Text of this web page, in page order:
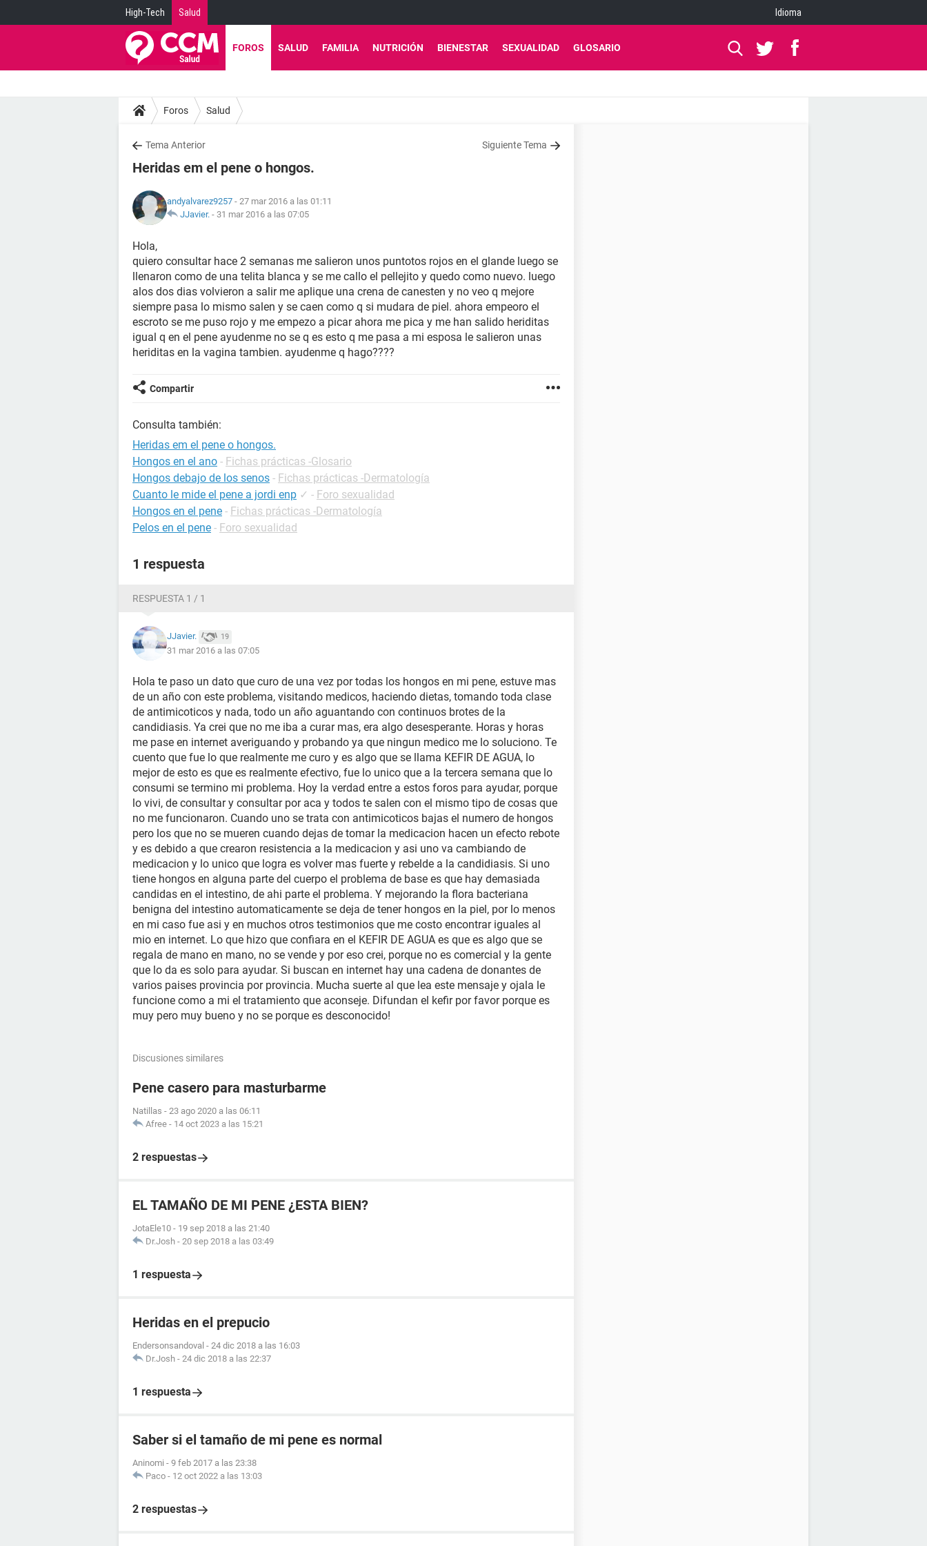
High-Tech Salud Idioma
FOROS SALUD FAMILIA NUTRICIÓN BIENESTAR SEXUALIDAD GLOSARIO
Foros Salud
Tema Anterior Siguiente Tema
Heridas em el pene o hongos.
andyalvarez9257 - 27 mar 2016 a las 01:11
JJavier. - 31 mar 2016 a las 07:05
Hola,
quiero consultar hace 2 semanas me salieron unos puntotos rojos en el glande luego se
llenaron como de una telita blanca y se me callo el pellejito y quedo como nuevo. luego
alos dos dias volvieron a salir me aplique una crena de canesten y no veo q mejore
siempre pasa lo mismo salen y se caen como q si mudara de piel. ahora empeoro el
escroto se me puso rojo y me empezo a picar ahora me pica y me han salido heriditas
igual q en el pene ayudenme no se q es esto q me pasa a mi esposa le salieron unas
heriditas en la vagina tambien. ayudenme q hago????
Compartir
Consulta también:
Heridas em el pene o hongos.
Hongos en el ano - Fichas prácticas -Glosario
Hongos debajo de los senos - Fichas prácticas -Dermatología
Cuanto le mide el pene a jordi enp ✓ - Foro sexualidad
Hongos en el pene - Fichas prácticas -Dermatología
Pelos en el pene - Foro sexualidad
1 respuesta
RESPUESTA 1 / 1
JJavier. 19
31 mar 2016 a las 07:05
Hola te paso un dato que curo de una vez por todas los hongos en mi pene, estuve mas
de un año con este problema, visitando medicos, haciendo dietas, tomando toda clase
de antimicoticos y nada, todo un año aguantando con continuos brotes de la
candidiasis. Ya crei que no me iba a curar mas, era algo desesperante. Horas y horas
me pase en internet averiguando y probando ya que ningun medico me lo soluciono. Te
cuento que fue lo que realmente me curo y es algo que se llama KEFIR DE AGUA, lo
mejor de esto es que es realmente efectivo, fue lo unico que a la tercera semana que lo
consumi se termino mi problema. Hoy la verdad entre a estos foros para ayudar, porque
lo vivi, de consultar y consultar por aca y todos te salen con el mismo tipo de cosas que
no me funcionaron. Cuando uno se trata con antimicoticos bajas el numero de hongos
pero los que no se mueren cuando dejas de tomar la medicacion hacen un efecto rebote
y es debido a que crearon resistencia a la medicacion y asi uno va cambiando de
medicacion y lo unico que logra es volver mas fuerte y rebelde a la candidiasis. Si uno
tiene hongos en alguna parte del cuerpo el problema de base es que hay demasiada
candidas en el intestino, de ahi parte el problema. Y mejorando la flora bacteriana
benigna del intestino automaticamente se deja de tener hongos en la piel, por lo menos
en mi caso fue asi y en muchos otros testimonios que me costo encontrar iguales al
mio en internet. Lo que hizo que confiara en el KEFIR DE AGUA es que es algo que se
regala de mano en mano, no se vende y por eso crei, porque no es comercial y la gente
que lo da es solo para ayudar. Si buscan en internet hay una cadena de donantes de
varios paises provincia por provincia. Mucha suerte al que lea este mensaje y ojala le
funcione como a mi el tratamiento que aconseje. Difundan el kefir por favor porque es
muy pero muy bueno y no se porque es desconocido!
Discusiones similares
Pene casero para masturbarme
Natillas - 23 ago 2020 a las 06:11
Afree - 14 oct 2023 a las 15:21
2 respuestas
EL TAMAÑO DE MI PENE ¿ESTA BIEN?
JotaEle10 - 19 sep 2018 a las 21:40
Dr.Josh - 20 sep 2018 a las 03:49
1 respuesta
Heridas en el prepucio
Endersonsandoval - 24 dic 2018 a las 16:03
Dr.Josh - 24 dic 2018 a las 22:37
1 respuesta
Saber si el tamaño de mi pene es normal
Aninomi - 9 feb 2017 a las 23:38
Paco - 12 oct 2022 a las 13:03
2 respuestas